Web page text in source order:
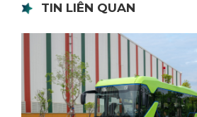
TIN LIÊN QUAN